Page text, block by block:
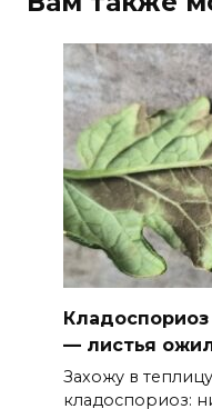
— листья
Захожу в
кладоспориоз: